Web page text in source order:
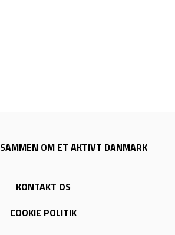
SAMMEN OM ET AKTIVT DANMARK
KONTAKT OS
COOKIE POLITIK